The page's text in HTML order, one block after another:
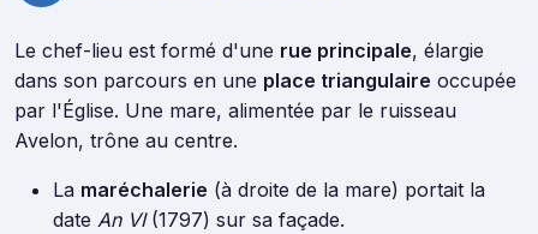
Le chef-lieu est formé d'une rue principale, élargie
dans son parcours en une place triangulaire occupée
par l'Église. Une mare, alimentée par le ruisseau
Avelon, trône au centre.
La maréchalerie (à droite de la mare) portait la
date An VI(1797) sur sa façade.